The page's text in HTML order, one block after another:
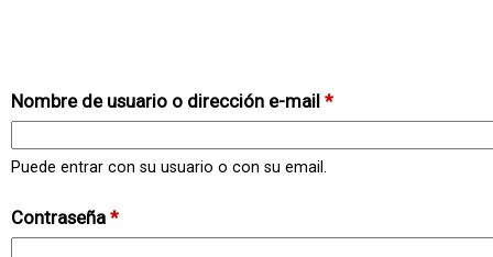
Nombre de usuario o dirección e-mail *
Puede entrar con su usuario o con su email.
Contraseña *